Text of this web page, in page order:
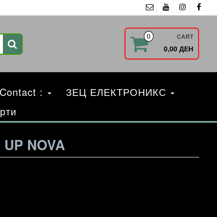
0 CART
0,00 ДЕН
:
ЗЕЦ ЕЛЕКТРОНИКС
NOVA